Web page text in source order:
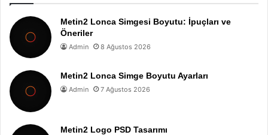
Metin2 Lonca Simgesi Boyutu: İpuçları ve
Öneriler
Admin 8 Ağustos 2026
Metin2 Lonca Simge Boyutu Ayarları
Admin 7 Ağustos 2026
Metin2 Logo PSD Tasarımı